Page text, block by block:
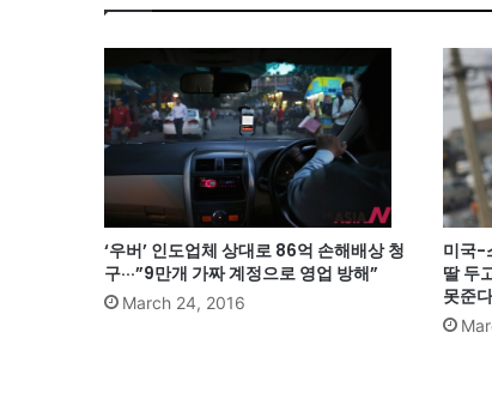
‘우버’ 인도업체 상대로 86억 손해배상 청
구···”9만개 가짜 계정으로 영업 방해”
March 24, 2016
미국-
딸 두
못준